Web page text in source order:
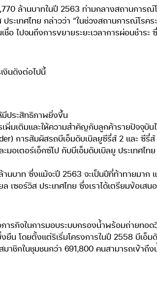
ล้านบาทในปี 2563 ท่ามกลางสถานการณ์
ะเทศไทย กล่าวว่า “ในช่วงสถานการณ์โรคร
อ ไปจนถึงการขยายระยะเวลาการผ่อนชำระ
งินดังต่อไปนี้
มีประสิทธิภาพยิ่งขึ้น
พิ่มเติมและให้ความสำคัญกับลูกค้ารายปัจจุบัน
การสัมผัสรถบีเอ็มดับเบิลยูซีรี่ส์ 2 และ ซีรี่
อเตอร์เอ็กซ์โป กับบีเอ็มดับเบิลยู ประเทศไทย
นบาท ซึ่งแม้จะปี 2563 จะเป็นปีที่ท้าทายมาก
เซอร์วิส ประเทศไทย ซึ่งเราได้เตรียมข้อเส
ารกิจในการมอบระบบกรองน้ำพร้อมถ่ายทอด
น โดยตั้งแต่ริเริ่มโครงการในปี 2558 บีเอ็ม
ชิกในชุมชนกว่า 691,800 คนสามารถเข้าถึง